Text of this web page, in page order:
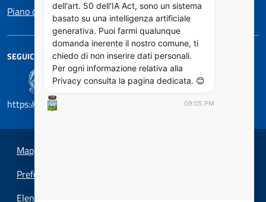
Piano di Miglioramento dei servizi
SEGUICI SU
https://designers.italia.it/
Mappa del sito
Preferenze cookie
Elenco Siti Tematici
dell'art. 50 dell'IA Act, sono un sistema
basato su una intelligenza artificiale
generativa. Puoi farmi qualunque
domanda inerente il nostro comune, ti
chiedo di non inserire dati personali.
Per ogni informazione relativa alla
Privacy consulta la pagina dedicata. 😊
09:05 PM